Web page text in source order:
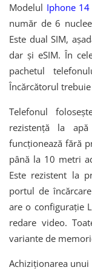
Modelul Iphone 14
număr de 6
Este dual SIM,
dar și eSIM. În
pachetul
Încărcătorul
Telefonul
rezistență la
funcționează fără
până la 10 metri
Este rezistent la
portul de
are o configurație
redare video.
variante de
Achiziționarea